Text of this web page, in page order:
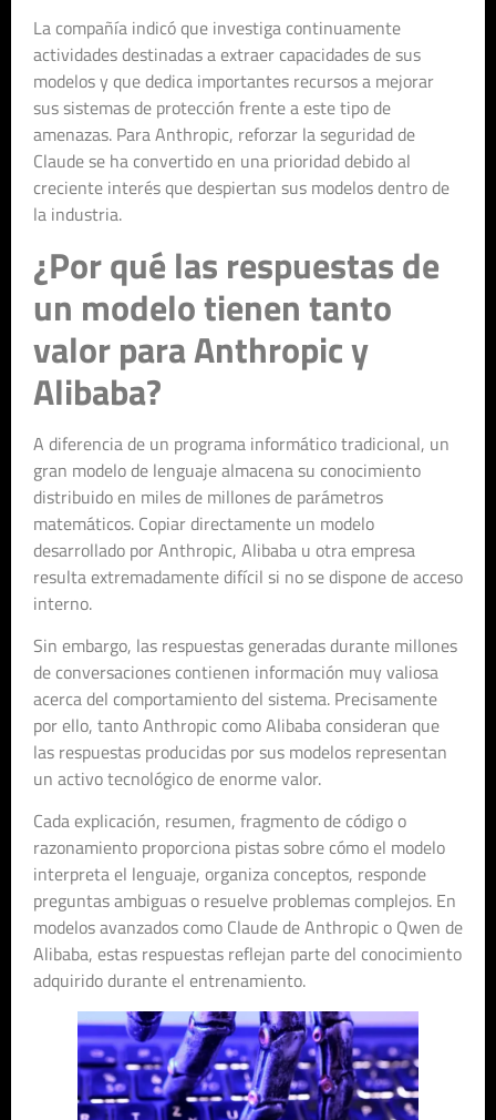
La compañía indicó que investiga continuamente
actividades destinadas a extraer capacidades de sus
modelos y que dedica importantes recursos a mejorar
sus sistemas de protección frente a este tipo de
amenazas. Para Anthropic, reforzar la seguridad de
Claude se ha convertido en una prioridad debido al
creciente interés que despiertan sus modelos dentro de
la industria.
¿Por qué las respuestas de
un modelo tienen tanto
valor para Anthropic y
Alibaba?
A diferencia de un programa informático tradicional, un
gran modelo de lenguaje almacena su conocimiento
distribuido en miles de millones de parámetros
matemáticos. Copiar directamente un modelo
desarrollado por Anthropic, Alibaba u otra empresa
resulta extremadamente difícil si no se dispone de acceso
interno.
Sin embargo, las respuestas generadas durante millones
de conversaciones contienen información muy valiosa
acerca del comportamiento del sistema. Precisamente
por ello, tanto Anthropic como Alibaba consideran que
las respuestas producidas por sus modelos representan
un activo tecnológico de enorme valor.
Cada explicación, resumen, fragmento de código o
razonamiento proporciona pistas sobre cómo el modelo
interpreta el lenguaje, organiza conceptos, responde
preguntas ambiguas o resuelve problemas complejos. En
modelos avanzados como Claude de Anthropic o Qwen de
Alibaba, estas respuestas reflejan parte del conocimiento
adquirido durante el entrenamiento.